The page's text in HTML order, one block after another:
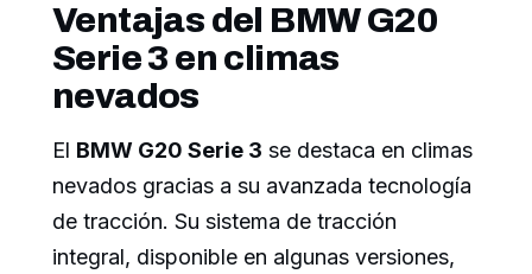
Ventajas del BMW G20
Serie 3 en climas
nevados
El BMW G20 Serie 3 se destaca en climas
nevados gracias a su avanzada tecnología
de tracción. Su sistema de tracción
integral, disponible en algunas versiones,